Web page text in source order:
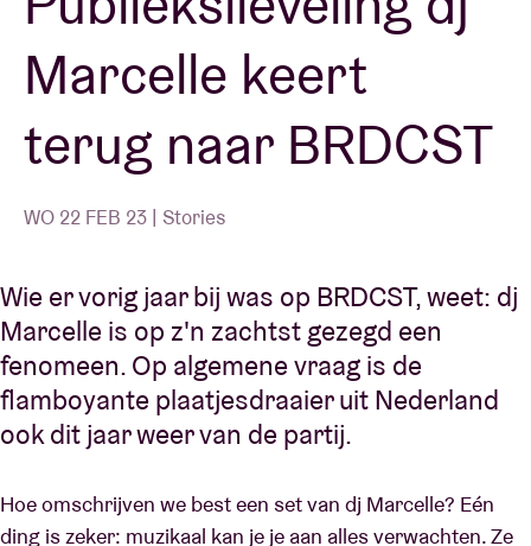
BRDCST
ABtv
Concertcheque
Over AB
Contact
Marcelle keert
terug naar BRDCST
WO 22 FEB 23 | Stories
Wie er vorig jaar bij was op BRDCST, weet: dj
Marcelle is op z'n zachtst gezegd een
fenomeen. Op algemene vraag is de
flamboyante plaatjesdraaier uit Nederland
ook dit jaar weer van de partij.
Hoe omschrijven we best een set van dj Marcelle? Eén
ding is zeker: muzikaal kan je je aan alles verwachten. Ze